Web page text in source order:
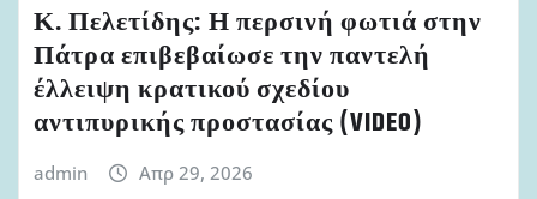
Κ. Πελετίδης: Η περσινή φωτιά στην
Πάτρα επιβεβαίωσε την παντελή
έλλειψη κρατικού σχεδίου
αντιπυρικής προστασίας (VIDEO)
admin Απρ 29, 2026